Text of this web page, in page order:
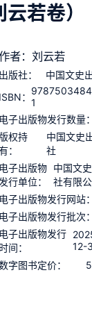
若卷）
者：刘云若
出版社：
中国文史
ISBN： 1
电子出版物发行数量
版权持
：
中国文史
社
电子出版物
发行单位：
中国文
社有限
电子出版物发行网站
电子出版物发行批次
电子出版物发行
时间：
12-
字图书定价：